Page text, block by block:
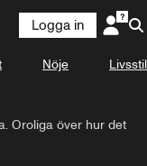
Logga in
Nöje Livsstil
Oroliga över hur det